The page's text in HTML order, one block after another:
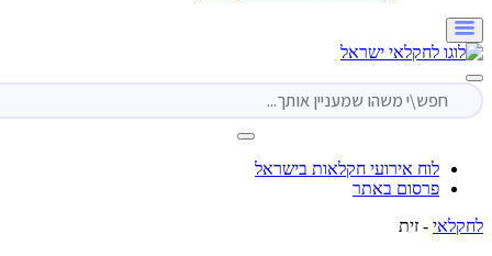
לוח אירועי חקלאות בישראל
פרסום באתר
-זית